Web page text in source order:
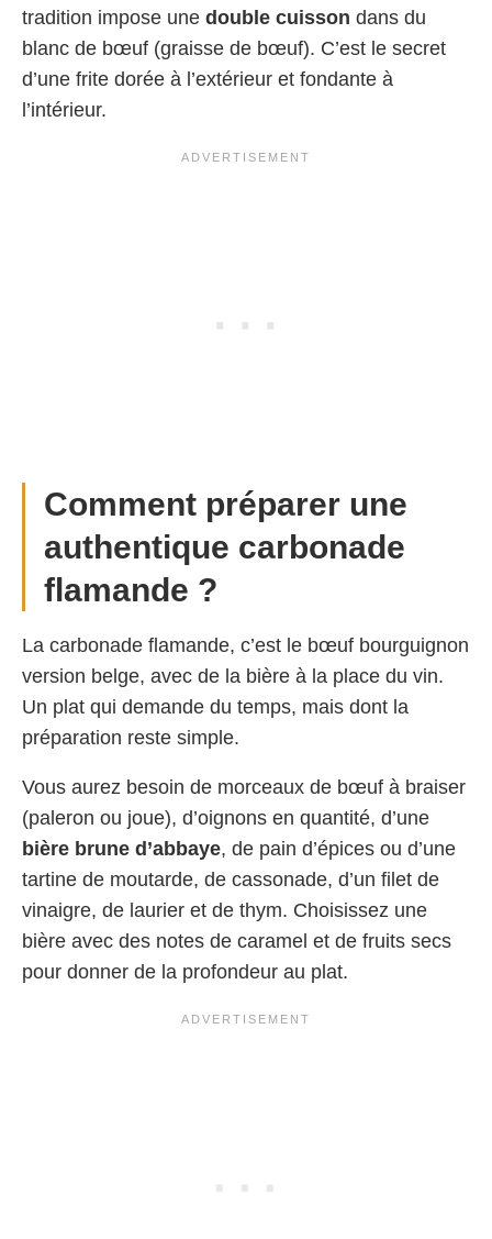
tradition impose une double cuisson dans du
blanc de bœuf (graisse de bœuf). C’est le secret
d’une frite dorée à l’extérieur et fondante à
l’intérieur.
Comment préparer une
authentique carbonade
flamande ?
La carbonade flamande, c’est le bœuf bourguignon
version belge, avec de la bière à la place du vin.
Un plat qui demande du temps, mais dont la
préparation reste simple.
Vous aurez besoin de morceaux de bœuf à braiser
(paleron ou joue), d’oignons en quantité, d’une
bière brune d’abbaye, de pain d’épices ou d’une
tartine de moutarde, de cassonade, d’un filet de
vinaigre, de laurier et de thym. Choisissez une
bière avec des notes de caramel et de fruits secs
pour donner de la profondeur au plat.